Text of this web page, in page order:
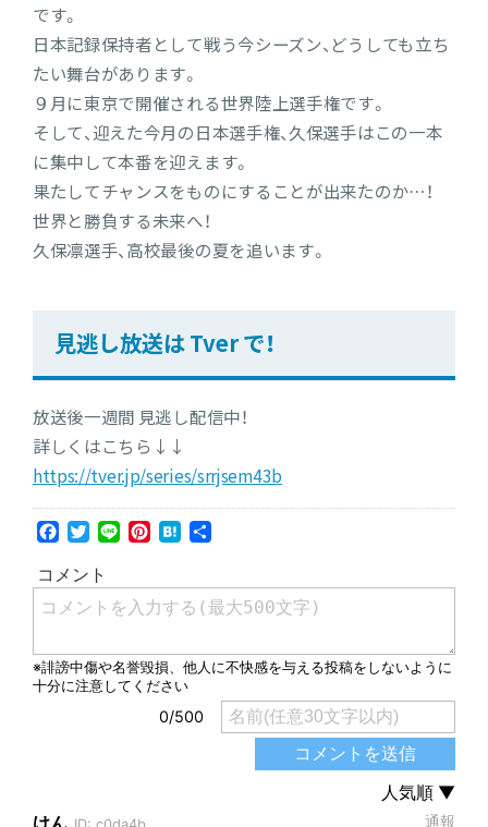
です。
日本記録保持者として戦う今シーズン、どうしても立ち
たい舞台があります。
９月に東京で開催される世界陸上選手権です。
そして、迎えた今月の日本選手権、久保選手はこの一本
に集中して本番を迎えます。
果たしてチャンスをものにすることが出来たのか…！
世界と勝負する未来へ！
久保凛選手、高校最後の夏を追います。
見逃し放送は Tver で！
放送後一週間 見逃し配信中！
詳しくはこちら↓↓
https://tver.jp/series/srrjsem43b
Facebook
Twitter
LinePinterest
Hatena
共